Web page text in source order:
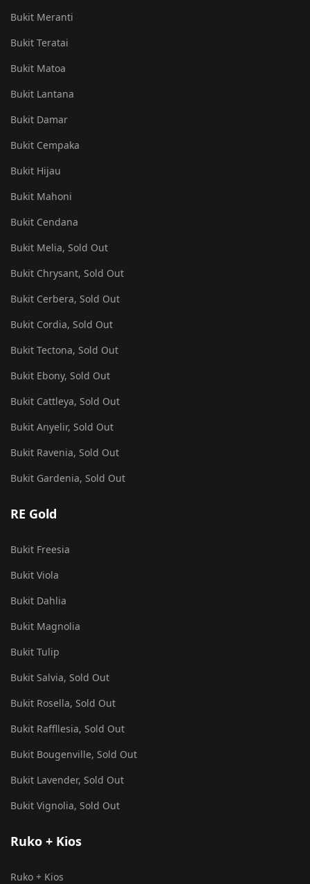
Bukit Meranti
Bukit Teratai
Bukit Matoa
Bukit Lantana
Bukit Damar
Bukit Cempaka
Bukit Hijau
Bukit Mahoni
Bukit Cendana
Bukit Melia, Sold Out
Bukit Chrysant, Sold Out
Bukit Cerbera, Sold Out
Bukit Cordia, Sold Out
Bukit Tectona, Sold Out
Bukit Ebony, Sold Out
Bukit Cattleya, Sold Out
Bukit Anyelir, Sold Out
Bukit Ravenia, Sold Out
Bukit Gardenia, Sold Out
RE Gold
Bukit Freesia
Bukit Viola
Bukit Dahlia
Bukit Magnolia
Bukit Tulip
Bukit Salvia, Sold Out
Bukit Rosella, Sold Out
Bukit Raffllesia, Sold Out
Bukit Bougenville, Sold Out
Bukit Lavender, Sold Out
Bukit Vignolia, Sold Out
Ruko + Kios
Ruko + Kios